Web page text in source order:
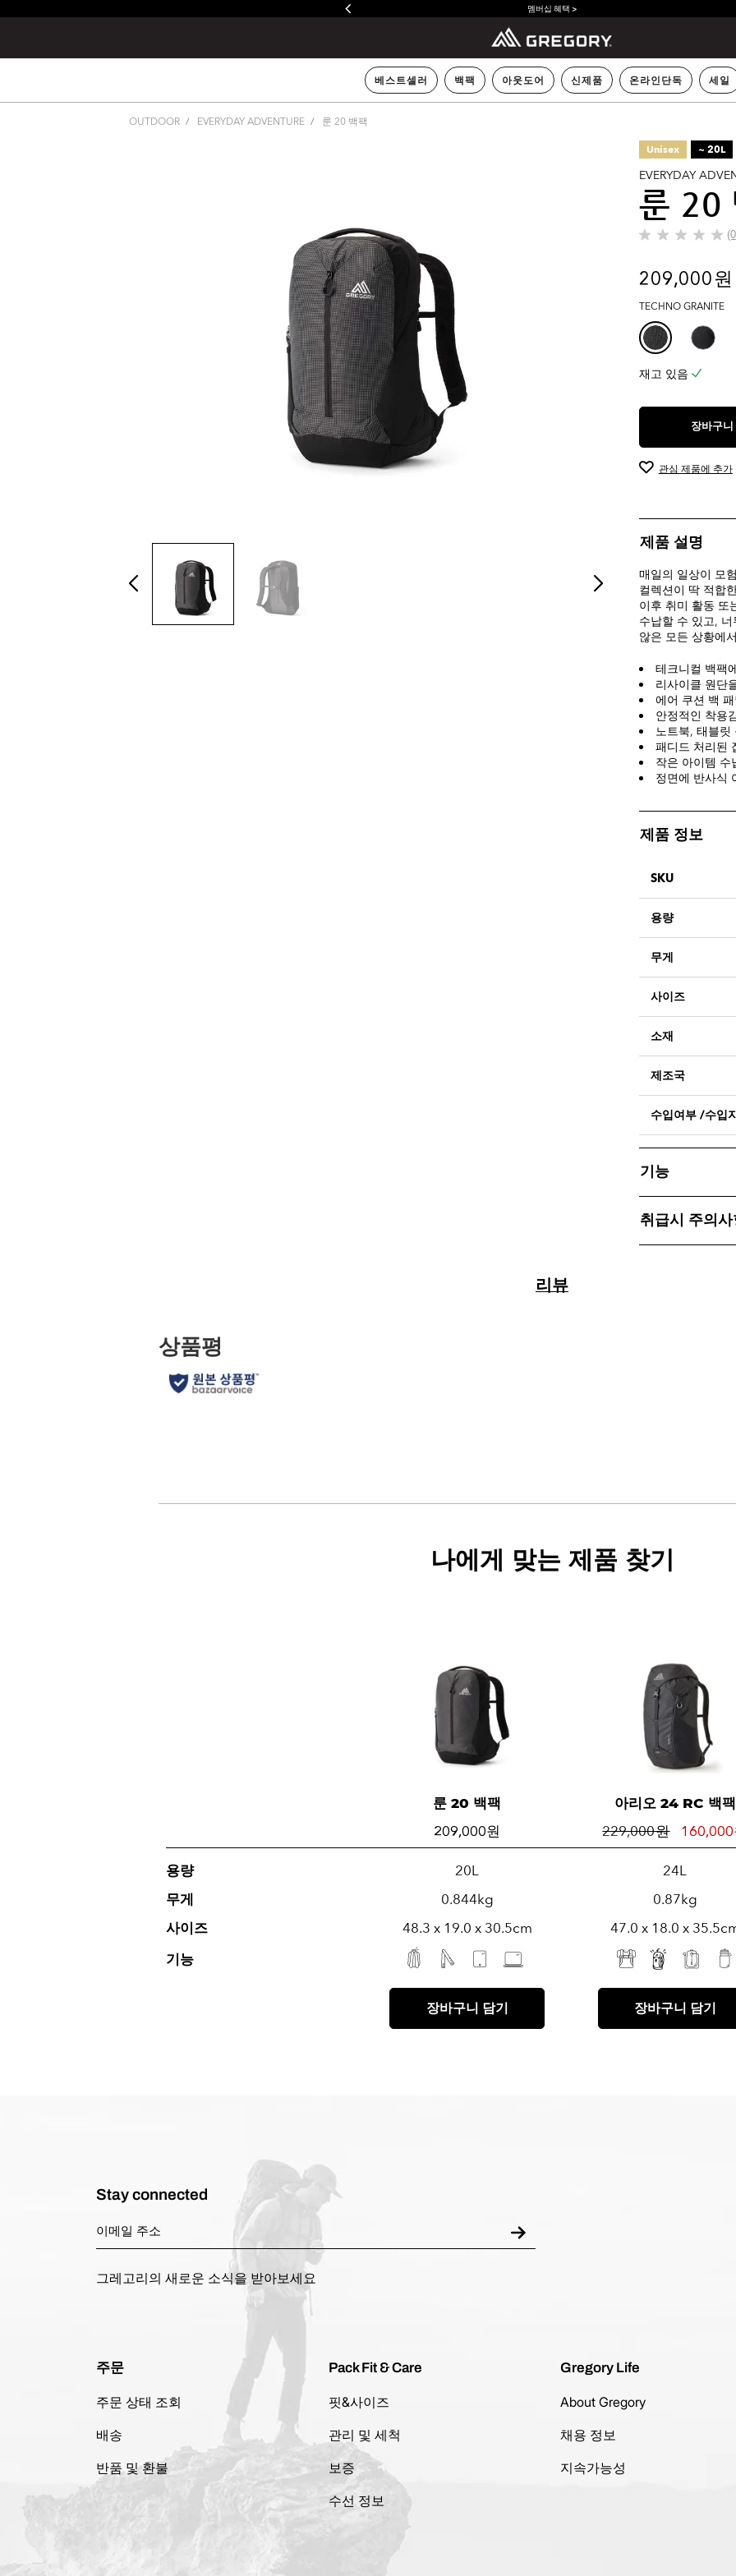
멤버십 혜택 >
베스트셀러 백팩 아웃도어 신제품 온라인단독 세일
OUTDOOR EVERYDAY ADVENTURE 룬 20 백팩
Unisex ~ 20L
EVERYDAY
룬 20
별
개
중
0.0
개
입
니
다.
209,000 원
TECHNO GRANITE
재고 있음
장바구니
관심 제품에 추가
제품 설명
매일의 일상이 모
컬렉션이 딱 적합
이후 취미 활동 또
수납할 수 있고,
않은 모든 상황에
테크니컬 백팩
리사이클 원단
에어 쿠션 백
안정적인 착용
노트북, 태블릿
패디드 처리된
작은 아이템 수
정면에 반사식
제품 정보
SKU
용량
무게
사이즈
소재
제조국
수입여부 /수입
기능
취급시 주의
리뷰
나에게 맞는 제품 찾기
룬 20 백팩
209,000 원
용량 20L
무게 0.844kg
사이즈 48.3 x 19.0 x 30.5cm
기능
장바구니 담기
아리오 24 RC 백팩
229,000 원 160,000
24L
0.87kg
47.0 x 18.0 x
장바구니 담기
Stay connected
그레고리의 새로운 소식을 받아보세요
주문
주문 상태 조회
배송
반품 및 환불
Pack Fit & Care
핏&사이즈
관리 및 세척
보증
수선 정보
Gregory Life
About Gregory
채용 정보
지속가능성